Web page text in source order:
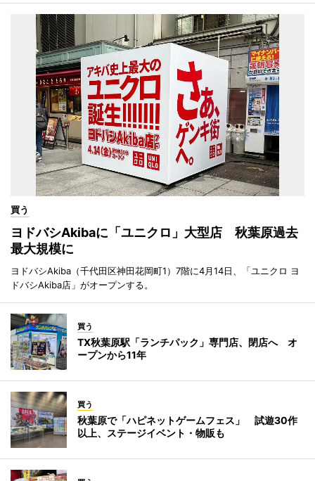
買う
ヨドバシAkibaに「ユニクロ」大型店 秋葉原過去
最大規模に
ヨドバシAkiba（千代田区神田花岡町1）7階に4月14日、「ユニクロ ヨ
ドバシAkiba店」がオープンする。
買う
TX秋葉原駅「ランチパック」専門店、閉店へ オ
ープンから11年
買う
秋葉原で「ハピネットゲームフェス」 試遊30作
以上、ステージイベント・物販も